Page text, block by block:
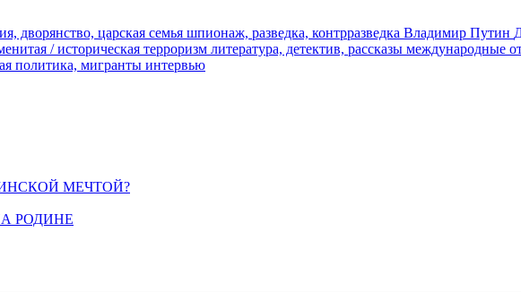
дворянство, царская семья шпионаж, разведка, контрразведка Владимир Путин
/ историческая терроризм литература, детектив, рассказы международные
политика, мигранты интервью
МЕЧТОЙ?
РОДИНЕ